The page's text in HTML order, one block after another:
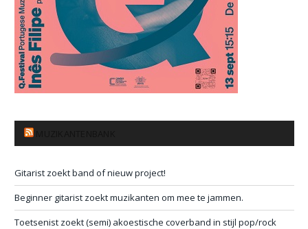
Gitarist zoekt band of nieuw project!
Beginner gitarist zoekt muzikanten om mee te jammen.
Toetsenist zoekt (semi) akoestische coverband in stijl pop/rock